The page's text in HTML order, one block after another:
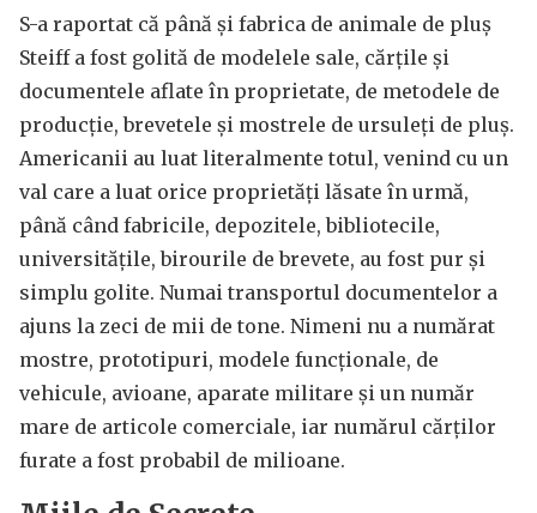
S-a raportat că până și fabrica de animale de pluș
Steiff a fost golită de modelele sale, cărțile și
documentele aflate în proprietate, de metodele de
producție, brevetele și mostrele de ursuleți de pluș.
Americanii au luat literalmente totul, venind cu un
val care a luat orice proprietăți lăsate în urmă,
până când fabricile, depozitele, bibliotecile,
universitățile, birourile de brevete, au fost pur și
simplu golite. Numai transportul documentelor a
ajuns la zeci de mii de tone. Nimeni nu a numărat
mostre, prototipuri, modele funcționale, de
vehicule, avioane, aparate militare și un număr
mare de articole comerciale, iar numărul cărților
furate a fost probabil de milioane.